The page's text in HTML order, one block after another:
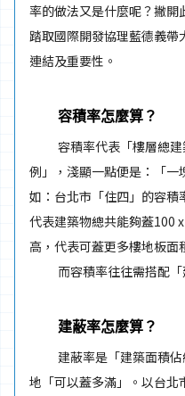
率的做法又是什麼呢？撇開
踏取國際開發協理藍德義
連結及重要性。
容積率怎麼算？
容積率代表「樓層總
例」，淺顯一點便是：「一
如：台北市「住四」的容積
代表建築物總共能夠蓋100
高，代表可蓋更多樓地板面
而容積率往往需搭配
建蔽率怎麼算？
建蔽率是「建築面積
地「可以蓋多滿」。以台